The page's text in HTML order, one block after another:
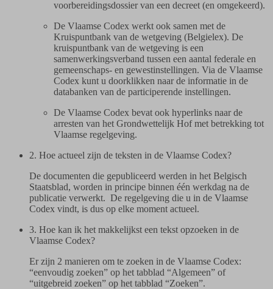
voorbereidingsdossier van een decreet (en omgekeerd).
De Vlaamse Codex werkt ook samen met de
Kruispuntbank van de wetgeving (Belgielex). De
kruispuntbank van de wetgeving is een
samenwerkingsverband tussen een aantal federale en
gemeenschaps- en gewestinstellingen. Via de Vlaamse
Codex kunt u doorklikken naar de informatie in de
databanken van de participerende instellingen.
De Vlaamse Codex bevat ook hyperlinks naar de
arresten van het Grondwettelijk Hof met betrekking tot
Vlaamse regelgeving.
2. Hoe actueel zijn de teksten in de Vlaamse Codex?
De documenten die gepubliceerd werden in het Belgisch
Staatsblad, worden in principe binnen één werkdag na de
publicatie verwerkt. De regelgeving die u in de Vlaamse
Codex vindt, is dus op elke moment actueel.
3. Hoe kan ik het makkelijkst een tekst opzoeken in de
Vlaamse Codex?
Er zijn 2 manieren om te zoeken in de Vlaamse Codex:
“eenvoudig zoeken” op het tabblad “Algemeen” of
“uitgebreid zoeken” op het tabblad “Zoeken”.